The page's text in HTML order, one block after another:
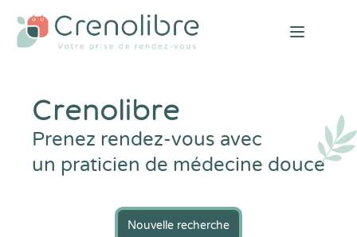
Open
Crenolibre
Prenez rendez-vous avec
un praticien de médecine douce
Nouvelle recherche